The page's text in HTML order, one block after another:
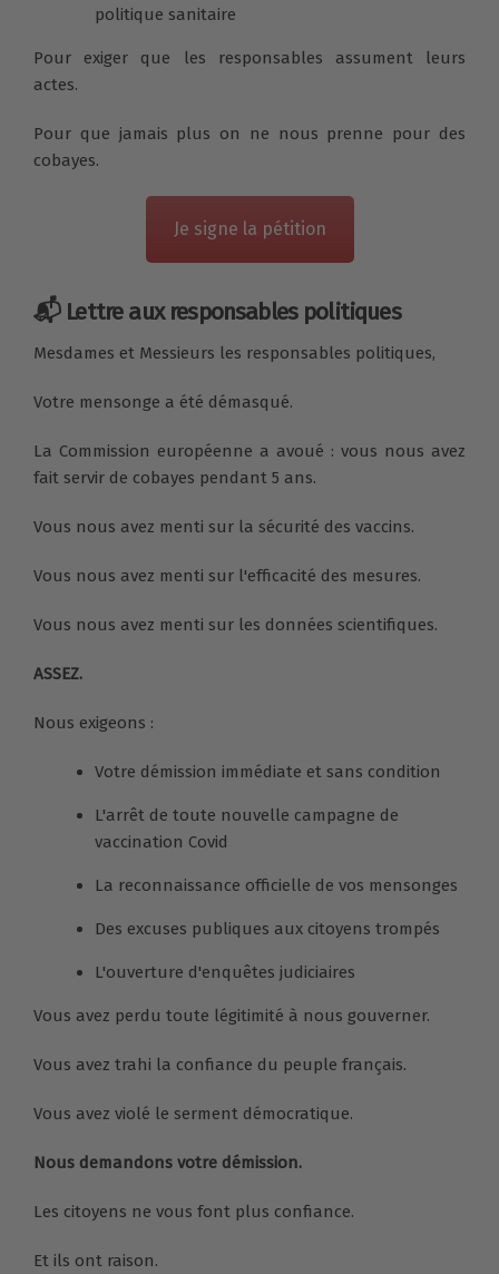
politique sanitaire
Pour exiger que les responsables assument leurs
actes.
Pour que jamais plus on ne nous prenne pour des
cobayes.
Je signe la pétition
📬 Lettre aux responsables politiques
Mesdames et Messieurs les responsables politiques,
Votre mensonge a été démasqué.
La Commission européenne a avoué : vous nous avez
fait servir de cobayes pendant 5 ans.
Vous nous avez menti sur la sécurité des vaccins.
Vous nous avez menti sur l'efficacité des mesures.
Vous nous avez menti sur les données scientifiques.
ASSEZ.
Nous exigeons :
Votre démission immédiate et sans condition
L'arrêt de toute nouvelle campagne de
vaccination Covid
La reconnaissance officielle de vos mensonges
Des excuses publiques aux citoyens trompés
L'ouverture d'enquêtes judiciaires
Vous avez perdu toute légitimité à nous gouverner.
Vous avez trahi la confiance du peuple français.
Vous avez violé le serment démocratique.
Nous demandons votre démission.
Les citoyens ne vous font plus confiance.
Et ils ont raison.